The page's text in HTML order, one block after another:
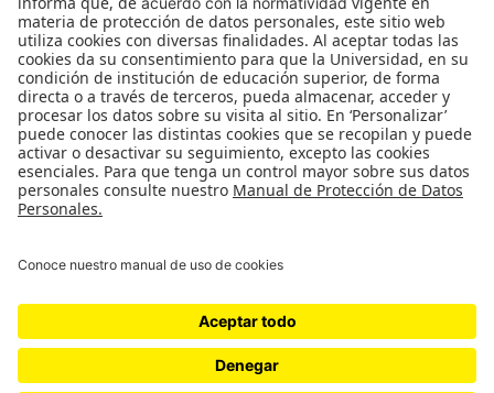
CONTÁCTANOS
cerosetenta@uniandes.edu.co
BOGOTÁ, COLOMBIA
NEWSLETTER